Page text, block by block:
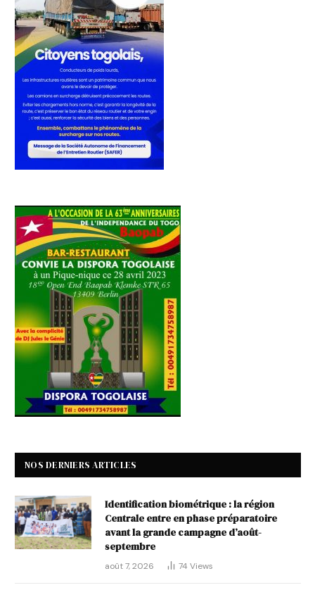
NOS DERNIERS ARTICLES
Identification biométrique : la région
Centrale entre en phase préparatoire
avant la grande campagne d’août-
septembre
août 7, 2026 74 Views